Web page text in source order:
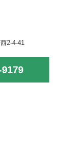
2-4-41